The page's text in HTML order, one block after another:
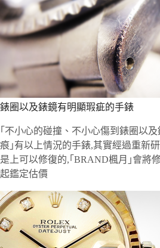
錶圈以及錶鏡有明顯瑕疵的手錶
｢不小心的碰撞、不小心傷到錶圈以
痕｣有以上情況的手錶,其實經過重新
是上可以修復的,｢BRAND楓月｣會將
起鑑定估價